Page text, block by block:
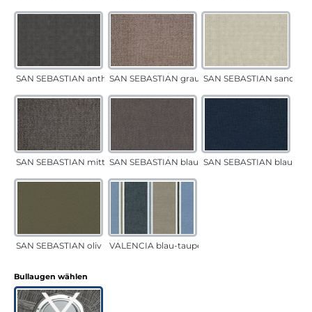
SAN SEBASTIAN anthrazitSAN SEBASTIAN grau-sandSAN SEBASTIAN sand
SAN SEBASTIAN mittelgrauSAN SEBASTIAN blau-sandSAN SEBASTIAN blau
SAN SEBASTIAN oliv VALENCIA blau-taupe
Bullaugen wählen